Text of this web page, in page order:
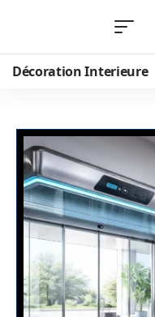
Décoration Interieure